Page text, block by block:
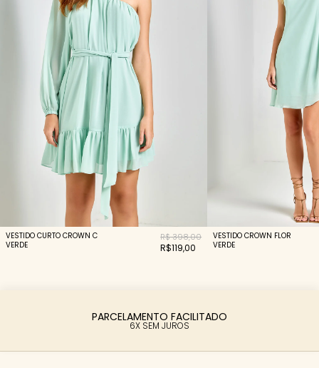
VESTIDO CURTO CROWN C
VERDE
R$ 398,00
R$119,00
VESTIDO CROWN FLOR
VERDE
PARCELAMENTO FACILITADO
6X SEM JUROS